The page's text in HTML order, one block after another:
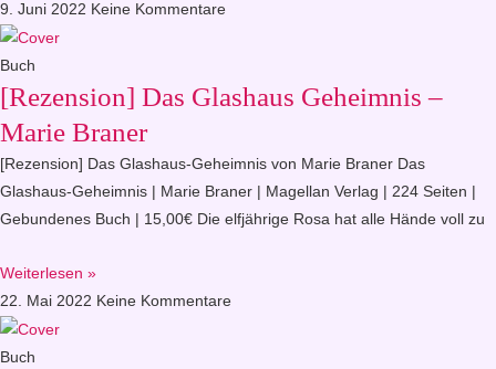
9. Juni 2022 Keine Kommentare
Buch
[Rezension] Das Glashaus Geheimnis –
Marie Braner
[Rezension] Das Glashaus-Geheimnis von Marie Braner Das
Glashaus-Geheimnis | Marie Braner | Magellan Verlag | 224 Seiten |
Gebundenes Buch | 15,00€ Die elfjährige Rosa hat alle Hände voll zu
Weiterlesen »
22. Mai 2022 Keine Kommentare
Buch